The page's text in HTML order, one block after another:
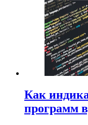
Как
программ